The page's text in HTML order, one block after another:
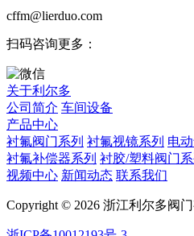
cffm@lierduo.com
扫码咨询更多：
关于利尔多
公司简介 车间设备
产品中心
衬氟阀门系列 衬氟视镜系列 电
衬氟补偿器系列 衬胶/塑料阀门系
视频中心 新闻动态 联系我们
Copyright © 2026 浙江利尔多阀